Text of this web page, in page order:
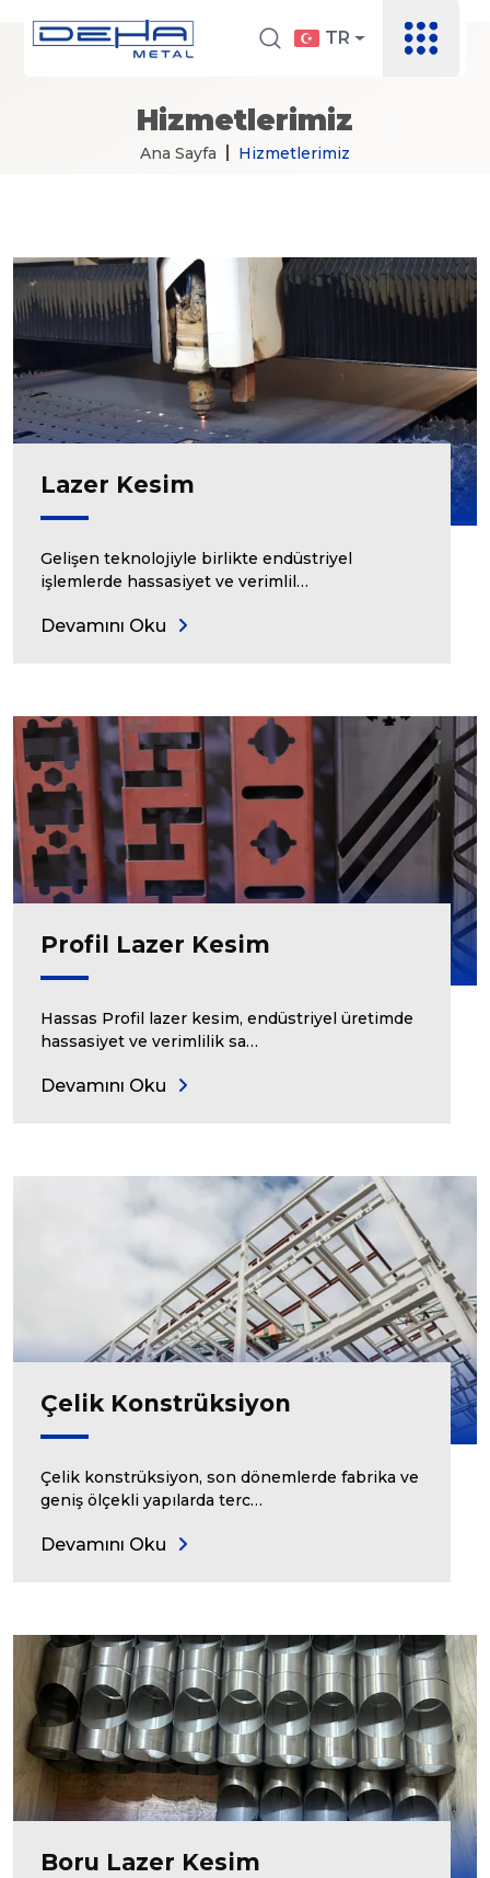
TR
Hizmetlerimiz
Ana Sayfa Hizmetlerimiz
Lazer Kesim
Gelişen teknolojiyle birlikte endüstriyel
işlemlerde hassasiyet ve verimlil…
Devamını Oku
Profil Lazer Kesim
Hassas Profil lazer kesim, endüstriyel üretimde
hassasiyet ve verimlilik sa…
Devamını Oku
Çelik Konstrüksiyon
Çelik konstrüksiyon, son dönemlerde fabrika ve
geniş ölçekli yapılarda terc…
Devamını Oku
Boru Lazer Kesim